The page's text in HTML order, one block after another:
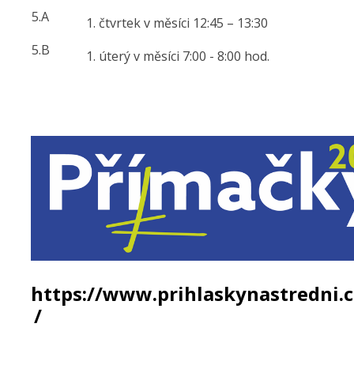
5.A
1. čtvrtek v měsíci 12:45 – 13:30
5.B
1. úterý v měsíci 7:00 - 8:00 hod.
https://
/